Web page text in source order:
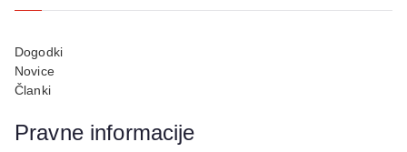
Dogodki
Novice
Članki
Pravne informacije